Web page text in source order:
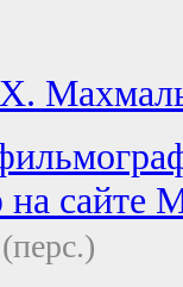
сайте
(перс.)